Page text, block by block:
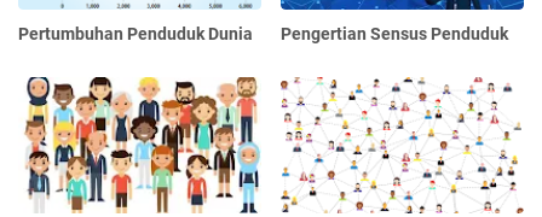
Pertumbuhan Penduduk Dunia Pengertian Sensus Penduduk